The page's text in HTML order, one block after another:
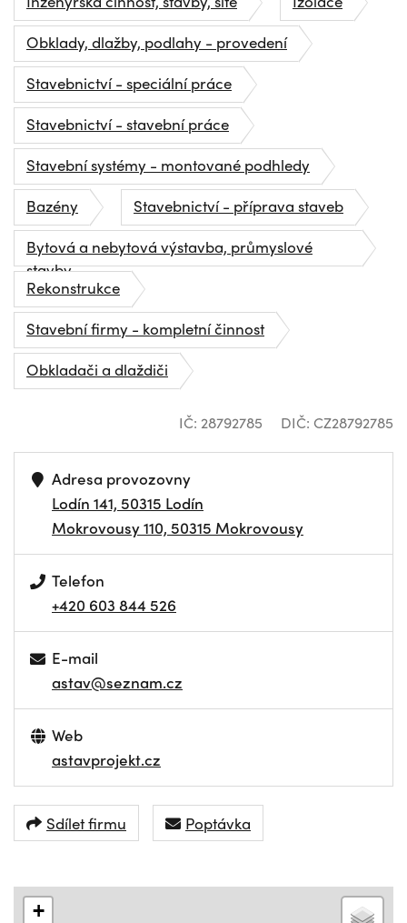
Obklady, dlažby, podlahy - provedení
Stavebnictví - speciální práce
Stavebnictví - stavební práce
Stavební systémy - montované podhledy
Bazény
Stavebnictví - příprava staveb
Bytová a nebytová výstavba, průmyslové
stavby
Rekonstrukce
Stavební firmy - kompletní činnost
Obkladači a dlaždiči
IČ: 28792785 DIČ: CZ28792785
Adresa provozovny
Lodín 141, 50315 Lodín
Mokrovousy 110, 50315 Mokrovousy
Telefon
+420 603 844 526
E-mail
astav@seznam.cz
Web
astavprojekt.cz
Sdílet firmu Poptávka
+